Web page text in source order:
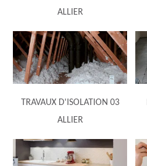
ALLIER
TRAVAUX D'ISOLATION 03
ALLIER